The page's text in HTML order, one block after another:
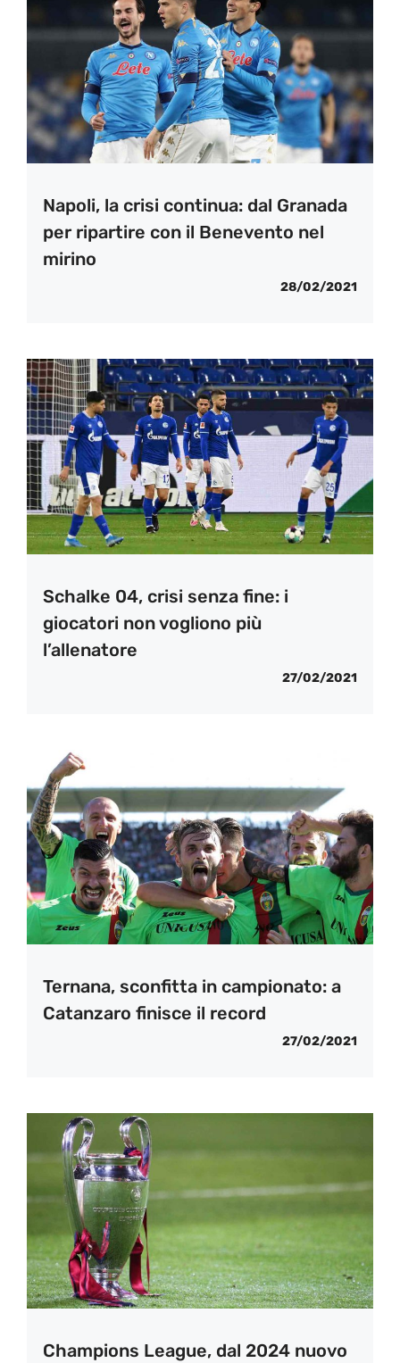
Napoli, la crisi continua: dal Granada
per ripartire con il Benevento nel
mirino
28/02/2021
Schalke 04, crisi senza fine: i
giocatori non vogliono più
l’allenatore
27/02/2021
Ternana, sconfitta in campionato: a
Catanzaro finisce il record
27/02/2021
Champions League, dal 2024 nuovo